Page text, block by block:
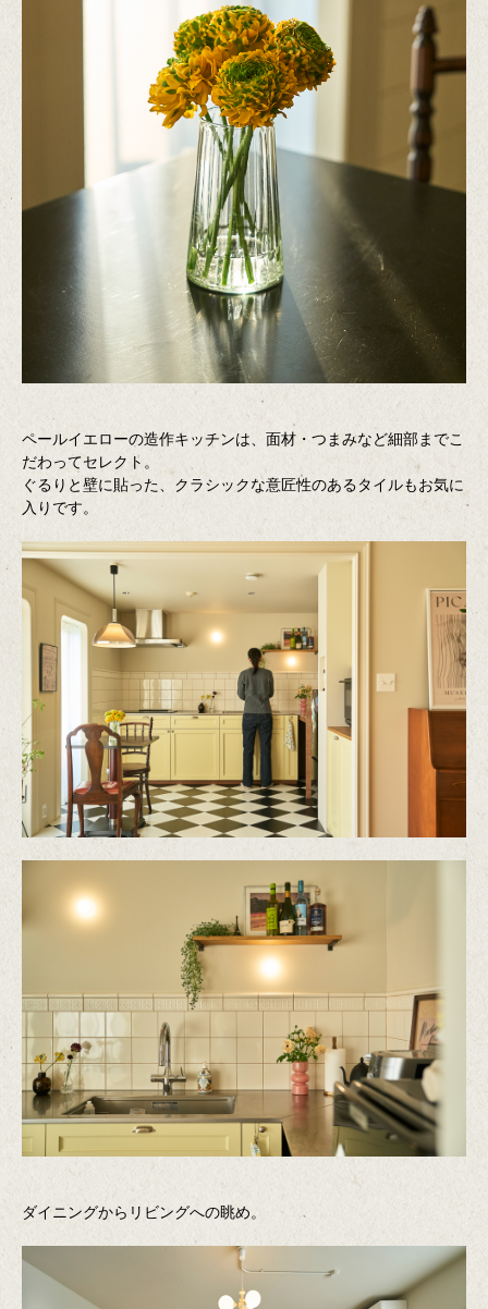
ペールイエローの造作キッチンは、面材・つまみなど細部までこ
だわってセレクト。
ぐるりと壁に貼った、クラシックな意匠性のあるタイルもお気に
入りです。
ダイニングからリビングへの眺め。